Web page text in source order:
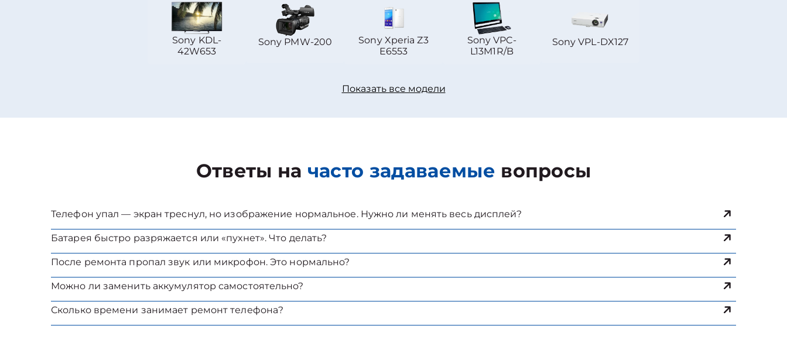
Sony KDL-
42W653
Sony PMW-200
Sony Xperia Z3
E6553
Sony VPC-
L13M1R/B
Sony VPL-DX127
Показать все модели
Ответы на часто задаваемые вопросы
Телефон упал — экран треснул, но изображение нормальное. Нужно ли менять весь дисплей?
Батарея быстро разряжается или «пухнет». Что делать?
После ремонта пропал звук или микрофон. Это нормально?
Можно ли заменить аккумулятор самостоятельно?
Сколько времени занимает ремонт телефона?